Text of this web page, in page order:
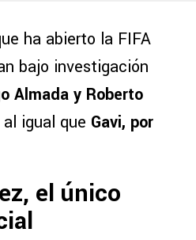
ha abierto la FIFA
bajo investigación
Almada y Roberto
al igual que Gavi, por
el único